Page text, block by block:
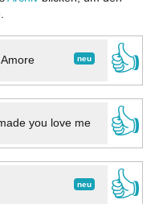
neu
👍
you love me
👍
neu
👍